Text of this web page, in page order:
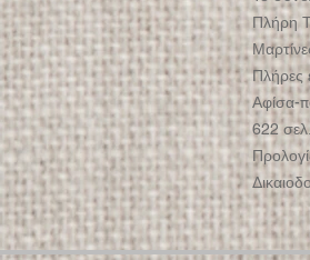
Πλήρη
Πλήρες
Αφίσα-
622